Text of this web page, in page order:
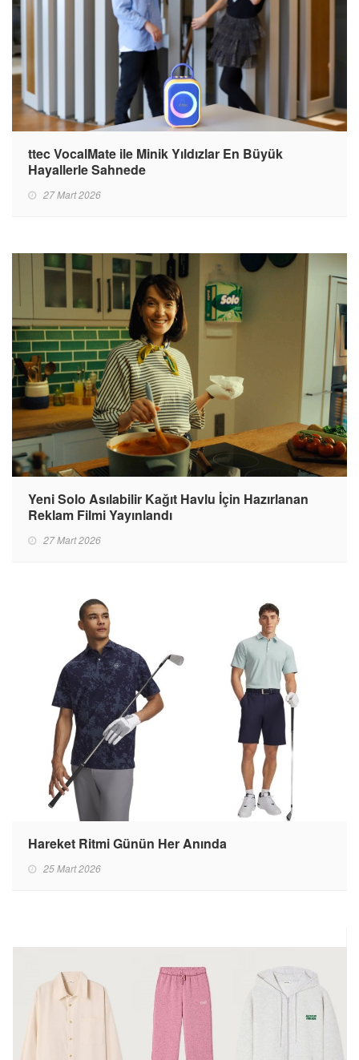
ttec VocalMate ile Minik Yıldızlar En Büyük
Hayallerle Sahnede
27 Mart 2026
Yeni Solo Asılabilir Kağıt Havlu İçin Hazırlanan
Reklam Filmi Yayınlandı
27 Mart 2026
Hareket Ritmi Günün Her Anında
25 Mart 2026